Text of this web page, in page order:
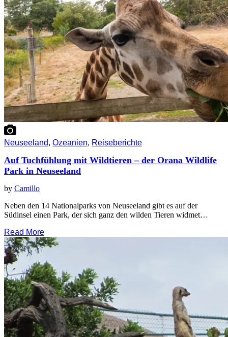
Neuseeland, Ozeanien, Reiseberichte
Auf Tuchfühlung mit Wildtieren – der Orana Wildlife
Park in Neuseeland
by Camillo
Neben den 14 Nationalparks von Neuseeland gibt es auf der
Südinsel einen Park, der sich ganz den wilden Tieren widmet…
Read More